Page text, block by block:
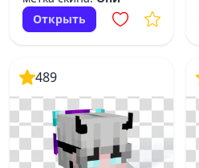
Открыть
489